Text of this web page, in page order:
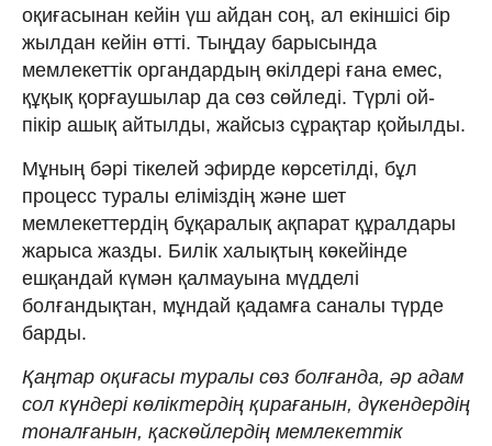
оқиғасынан кейін үш айдан соң, ал екіншісі бір
жылдан кейін өтті. Тыңдау барысында
мемлекеттік органдардың өкілдері ғана емес,
құқық қорғаушылар да сөз сөйледі. Түрлі ой-
пікір ашық айтылды, жайсыз сұрақтар қойылды.
Мұның бәрі тікелей эфирде көрсетілді, бұл
процесс туралы еліміздің және шет
мемлекеттердің бұқаралық ақпарат құралдары
жарыса жазды. Билік халықтың көкейінде
ешқандай күмән қалмауына мүдделі
болғандықтан, мұндай қадамға саналы түрде
барды.
Қаңтар оқиғасы туралы сөз бол­ғанда, әр адам
сол күндері көліктердің қирағанын, дүкендердің
тоналғанын, қаскөйлердің мемлекеттік